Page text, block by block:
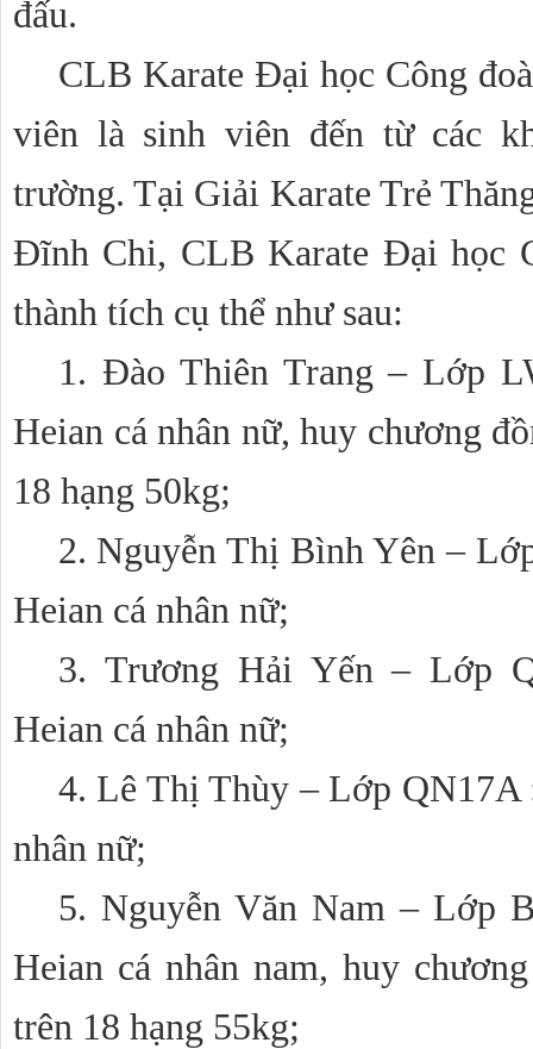
đấu.
CLB Karate Đại học Công
viên là sinh viên đến từ các
trường. Tại Giải Karate Trẻ
Đĩnh Chi, CLB Karate Đại học
thành tích cụ thể như sau:
1. Đào Thiên Trang – Lớp
Heian cá nhân nữ, huy chương
18 hạng 50kg;
2. Nguyễn Thị Bình Yên –
Heian cá nhân nữ;
3. Trương Hải Yến – Lớp
Heian cá nhân nữ;
4. Lê Thị Thùy – Lớp QN17A
nhân nữ;
5. Nguyễn Văn Nam – Lớp
Heian cá nhân nam, huy
trên 18 hạng 55kg;